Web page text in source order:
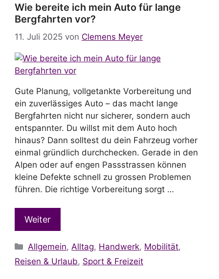
Wie bereite ich mein Auto für lange
Bergfahrten vor?
11. Juli 2025 von Clemens Meyer
Gute Planung, vollgetankte Vorbereitung und
ein zuverlässiges Auto – das macht lange
Bergfahrten nicht nur sicherer, sondern auch
entspannter. Du willst mit dem Auto hoch
hinaus? Dann solltest du dein Fahrzeug vorher
einmal gründlich durchchecken. Gerade in den
Alpen oder auf engen Passstrassen können
kleine Defekte schnell zu grossen Problemen
führen. Die richtige Vorbereitung sorgt …
Weiter
Kategorien
Allgemein,Alltag, Handwerk, Mobilität,
Reisen & Urlaub, Sport & Freizeit